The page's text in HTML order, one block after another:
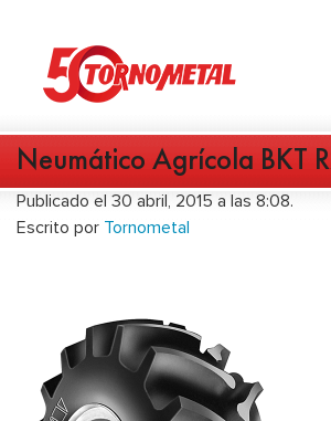
Neumático Agrícola BKT
Publicado el 30 abril, 2015 a las 8:08.
Escrito por Tornometal